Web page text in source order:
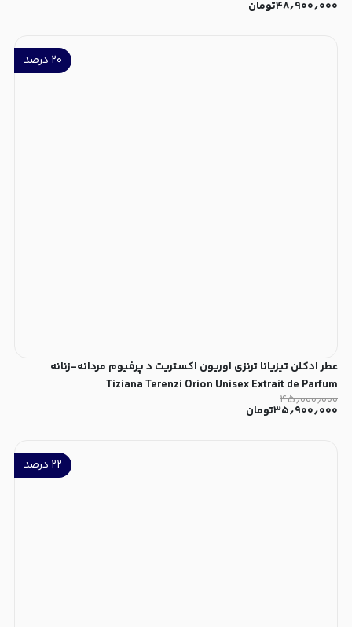
۴۸٫۹۰۰٫۰۰۰تومان
۲۰ درصد
عطر ادکلن تیزیانا ترنزی اوریون اکستریت د پرفیوم مردانه-زنانه
Tiziana Terenzi Orion Unisex Extrait de Parfum
۴۵٫۰۰۰٫۰۰۰
۳۵٫۹۰۰٫۰۰۰تومان
۲۲ درصد